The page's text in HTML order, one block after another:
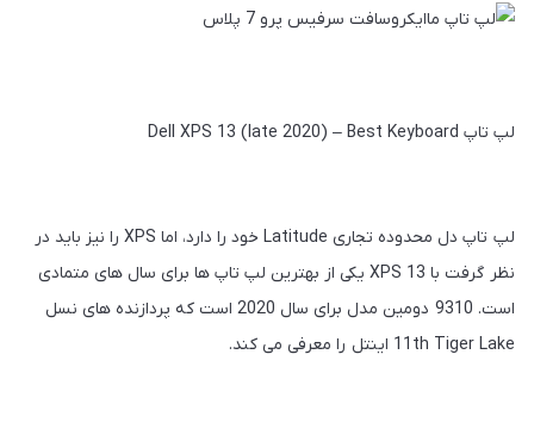
لپ تاپ Dell XPS 13 (late 2020) – Best Keyboard
لپ تاپ دل محدوده تجاری Latitude خود را دارد، اما XPS را نیز باید در
نظر گرفت با XPS 13 یکی از بهترین لپ‌ تاپ‌ ها برای سال‌ های متمادی
است. 9310 دومین مدل برای سال 2020 است که پردازنده‌ های نسل
11th Tiger Lake اینتل را معرفی می‌ کند.